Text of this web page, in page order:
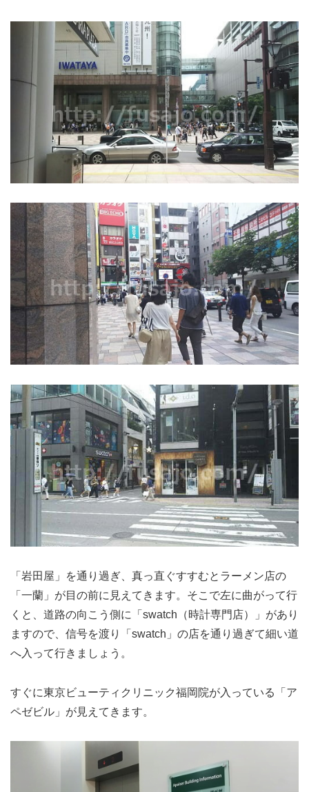
「岩田屋」を通り過ぎ、真っ直ぐすすむとラーメン店の
「一蘭」が目の前に見えてきます。そこで左に曲がって行
くと、道路の向こう側に「swatch（時計専門店）」があり
ますので、信号を渡り「swatch」の店を通り過ぎて細い道
へ入って行きましょう。
すぐに東京ビューティクリニック福岡院が入っている「ア
ペゼビル」が見えてきます。